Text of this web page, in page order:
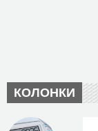
КОЛОНКИ